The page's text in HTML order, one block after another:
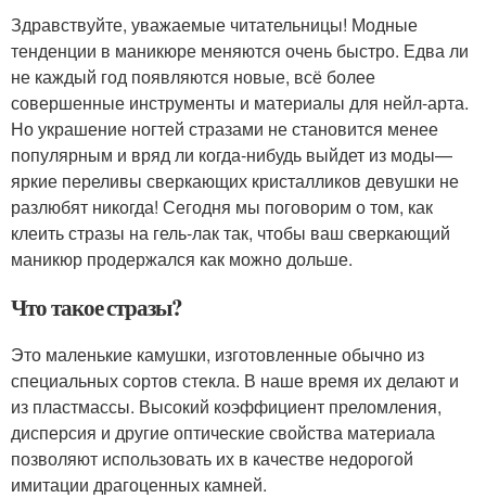
Здравствуйте, уважаемые читательницы! Модные
тенденции в маникюре меняются очень быстро. Едва ли
не каждый год появляются новые, всё более
совершенные инструменты и материалы для нейл-арта.
Но украшение ногтей стразами не становится менее
популярным и вряд ли когда-нибудь выйдет из моды—
яркие переливы сверкающих кристалликов девушки не
разлюбят никогда! Сегодня мы поговорим о том, как
клеить стразы на гель-лак так, чтобы ваш сверкающий
маникюр продержался как можно дольше.
Что такое стразы?
Это маленькие камушки, изготовленные обычно из
специальных сортов стекла. В наше время их делают и
из пластмассы. Высокий коэффициент преломления,
дисперсия и другие оптические свойства материала
позволяют использовать их в качестве недорогой
имитации драгоценных камней.